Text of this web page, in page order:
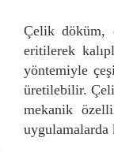
Çelik döküm,
eritilerek
yöntemiyle
üretilebilir.
mekanik
uygulamalarda